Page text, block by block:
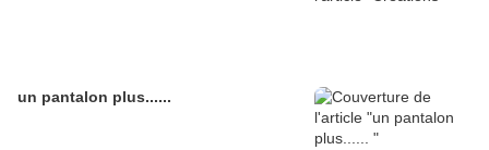
un pantalon plus......